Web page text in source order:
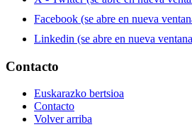
Facebook (se abre en nueva
Linkedin (se abre en nueva
Contacto
Euskarazko bertsioa
Contacto
Volver arriba